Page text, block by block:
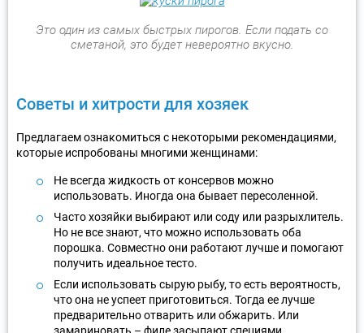
Это один из самых быстрых пирогов. Если подать со
сметаной, это будет невероятно вкусно.
Советы и хитрости для хозяек
Предлагаем ознакомиться с некоторыми рекомендациями,
которые испробованы многими женщинами:
Не всегда жидкость от консервов можно
использовать. Иногда она бывает пересоленной.
Часто хозяйки выбирают или соду или разрыхлитель.
Но не все знают, что можно использовать оба
порошка. Совместно они работают лучше и помогают
получить идеальное тесто.
Если использовать сырую рыбу, то есть вероятность,
что она не успеет приготовиться. Тогда ее лучше
предварительно отварить или обжарить. Или
замариновать – филе засыпают специями,